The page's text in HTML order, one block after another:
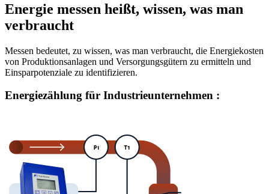
Energie messen heißt, wissen, was man
verbraucht
Messen bedeutet, zu wissen, was man verbraucht, die Energiekosten
von Produktionsanlagen und Versorgungsgütern zu ermitteln und
Einsparpotenziale zu identifizieren.
Energiezählung für Industrieunternehmen :